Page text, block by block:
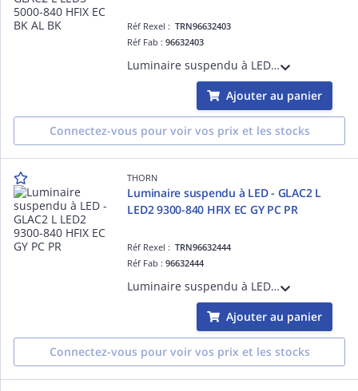
Réf Rexel :TRN96632403
Réf Fab :96632403
Luminaire suspendu à LED - GLAC2 L LED3 5000-840 HFIX EC BK AL BK - Câble pour raccordement de luminaires ¿ 2.5 m ¿ 45W ¿ 4000K ¿ IP20 ¿ version DALI
Ajouter au panier
Connectez-vous pour voir vos prix et les stocks
THORN
Luminaire suspendu à LED - GLAC2 L
LED2 9300-840 HFIX EC GY PC PR
Réf Rexel :TRN96632444
Réf Fab :96632444
Luminaire suspendu à LED - GLAC2 L LED2 9300-840 HFIX EC GY PC PR - Câble pour raccordement de luminaires ¿ 2.5 m ¿ 74.3W ¿ 4000K ¿ IP20 ¿ version DALI
Ajouter au panier
Connectez-vous pour voir vos prix et les stocks